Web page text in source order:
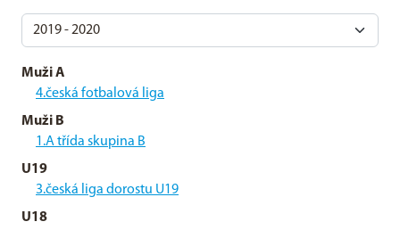
Muži A
4.česká fotbalová liga
Muži B
1.A třída skupina B
U19
3.česká liga dorostu U19
U18